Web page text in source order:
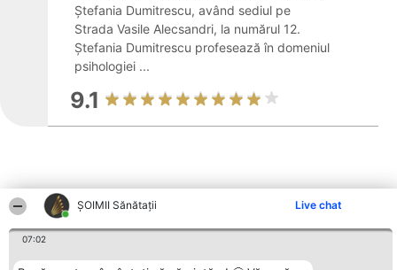
ŞOIMII Sănătații Live chat
07:02
Ștefania Dumitrescu, având sediul pe
Strada Vasile Alecsandri, la numărul 12.
Ștefania Dumitrescu profesează în domeniul
psihologiei ...
9.1
Alte firme din zonă